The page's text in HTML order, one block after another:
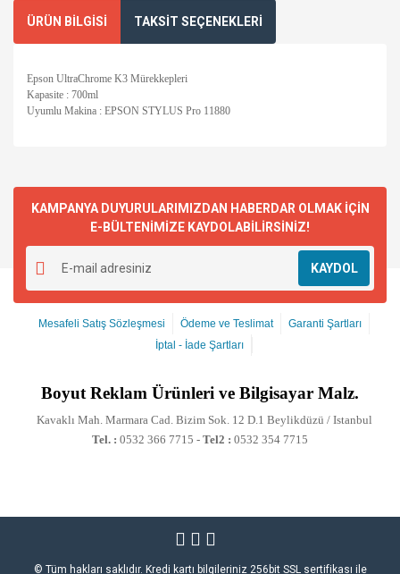
ÜRÜN BİLGİSİ TAKSİT SEÇENEKLERİ
Epson UltraChrome K3 Mürekkepleri
Kapasite : 700ml
Uyumlu Makina : EPSON STYLUS Pro 11880
KAMPANYA DUYURULARIMIZDAN HABERDAR OLMAK İÇİN
E-BÜLTENİMİZE KAYDOLABİLİRSİNİZ!
KAYDOL
Mesafeli Satış Sözleşmesi Ödeme ve Teslimat
Garanti Şartları
İptal - İade Şartları
Boyut Reklam Ürünleri ve Bilgisayar Malz.
Kavaklı Mah. Marmara Cad. Bizim Sok. 12 D.1 Beylikdüzü / Istanbul
Tel. : 0532 366 7715 - Tel2 : 0532 354 7715
© Tüm hakları saklıdır. Kredi kartı bilgileriniz 256bit SSL sertifikası ile